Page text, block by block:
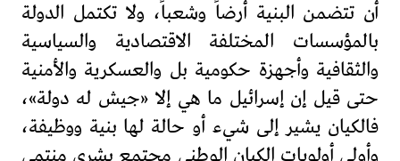
أن تتضمن البنية أرضاً وشعباً، ولا تكتمل الدولة
بالمؤسسات المختلفة الاقتصادية والسياسية
والثقافية وأجهزة حكومية بل والعسكرية والأمنية
حتى قيل إن إسرائيل ما هي إلا «جيش له دولة»،
فالكيان يشير إلى شيء أو حالة لها بنية ووظيفة،